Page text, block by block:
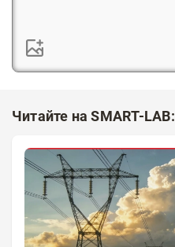
Читайте на SMART-LAB: